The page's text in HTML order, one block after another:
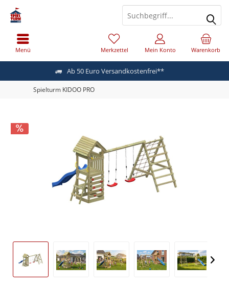
Ab 50 Euro Versandkostenfrei**
Menü Warenkorb
Merkzettel Mein Konto
Spielturm KIDOO PRO